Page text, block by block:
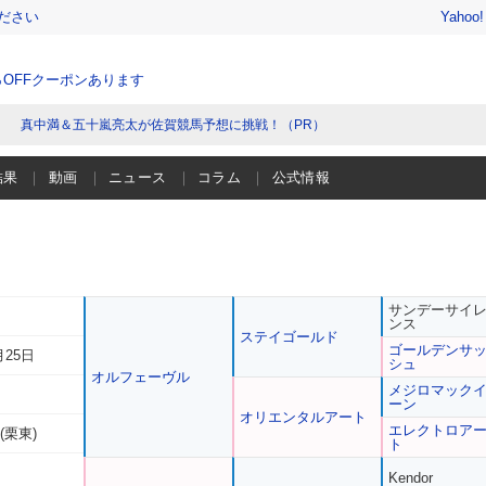
さい
クーポンあります
真中満＆五十嵐亮太が佐賀競馬予想に挑戦！（PR）
果 動画 ニュース コラム 公式情報
25日
(栗東)
オルフェーヴル
ステイゴールド
オリエンタルアート
サンデーサイレ
ンス
ゴールデンサッ
シュ
メジロマックイ
ーン
エレクトロアー
ト
Kendor